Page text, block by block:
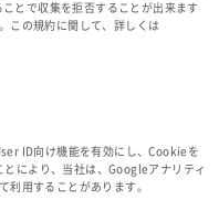
とで収集を拒否することが出来ます
この規約に関して、詳しくは
ID向け機能を有効にし、Cookieを
により、当社は、Googleアナリティ
利用することがあります。